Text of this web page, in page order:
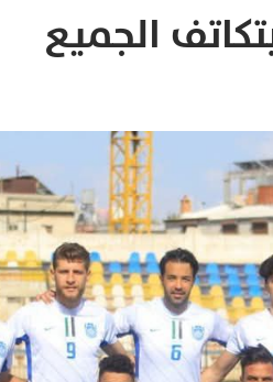
الجميع